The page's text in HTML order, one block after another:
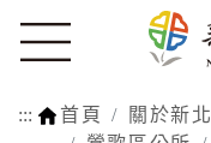
::: 首頁 關於新北